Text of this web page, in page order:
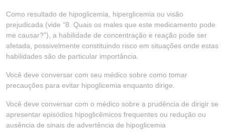
Como resultado de hipoglicemia, hiperglicemia ou visão
prejudicada (vide “8. Quais os males que este medicamento pode
me causar?”), a habilidade de concentração e reação pode ser
afetada, possivelmente constituindo risco em situações onde estas
habilidades são de particular importância.
Você deve conversar com seu médico sobre como tomar
precauções para evitar hipoglicemia enquanto dirige.
Você deve conversar com o médico sobre a prudência de dirigir se
apresentar episódios hipoglicêmicos frequentes ou redução ou
ausência de sinais de advertência de hipoglicemia